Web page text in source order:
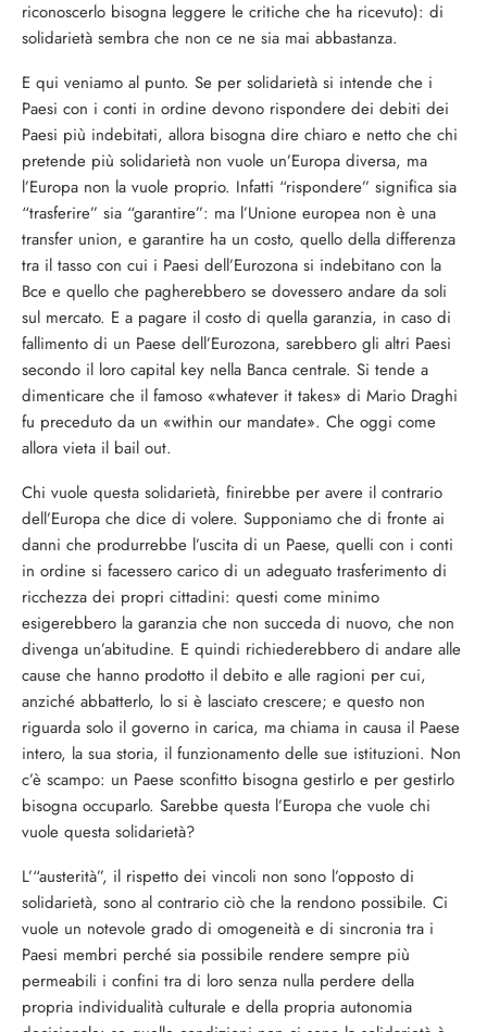
riconoscerlo bisogna leggere le critiche che ha ricevuto): di
solidarietà sembra che non ce ne sia mai abbastanza.
E qui veniamo al punto. Se per solidarietà si intende che i
Paesi con i conti in ordine devono rispondere dei debiti dei
Paesi più indebitati, allora bisogna dire chiaro e netto che chi
pretende più solidarietà non vuole un’Europa diversa, ma
l’Europa non la vuole proprio. Infatti “rispondere” significa sia
“trasferire” sia “garantire”: ma l’Unione europea non è una
transfer union, e garantire ha un costo, quello della differenza
tra il tasso con cui i Paesi dell’Eurozona si indebitano con la
Bce e quello che pagherebbero se dovessero andare da soli
sul mercato. E a pagare il costo di quella garanzia, in caso di
fallimento di un Paese dell’Eurozona, sarebbero gli altri Paesi
secondo il loro capital key nella Banca centrale. Si tende a
dimenticare che il famoso «whatever it takes» di Mario Draghi
fu preceduto da un «within our mandate». Che oggi come
allora vieta il bail out.
Chi vuole questa solidarietà, finirebbe per avere il contrario
dell’Europa che dice di volere. Supponiamo che di fronte ai
danni che produrrebbe l’uscita di un Paese, quelli con i conti
in ordine si facessero carico di un adeguato trasferimento di
ricchezza dei propri cittadini: questi come minimo
esigerebbero la garanzia che non succeda di nuovo, che non
divenga un’abitudine. E quindi richiederebbero di andare alle
cause che hanno prodotto il debito e alle ragioni per cui,
anziché abbatterlo, lo si è lasciato crescere; e questo non
riguarda solo il governo in carica, ma chiama in causa il Paese
intero, la sua storia, il funzionamento delle sue istituzioni. Non
c’è scampo: un Paese sconfitto bisogna gestirlo e per gestirlo
bisogna occuparlo. Sarebbe questa l’Europa che vuole chi
vuole questa solidarietà?
L’“austerità”, il rispetto dei vincoli non sono l’opposto di
solidarietà, sono al contrario ciò che la rendono possibile. Ci
vuole un notevole grado di omogeneità e di sincronia tra i
Paesi membri perché sia possibile rendere sempre più
permeabili i confini tra di loro senza nulla perdere della
propria individualità culturale e della propria autonomia